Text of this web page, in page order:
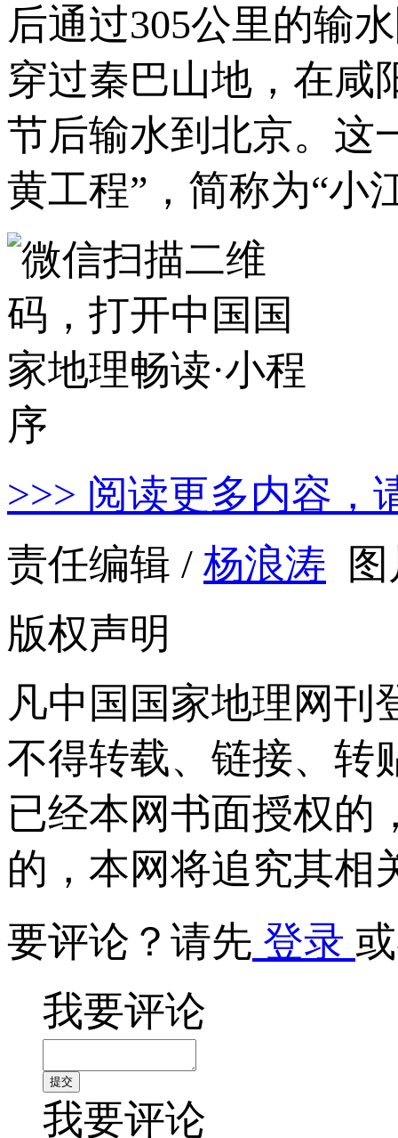
后通过305公里的输
穿过秦巴山地，在咸
节后输水到北京。这
黄工程”，简称为“小
>>> 阅读更多内容，
责任编辑 / 杨浪涛
版权声明
凡中国国家地理网刊
不得转载、链接、转
已经本网书面授权的
的，本网将追究其相
要评论？请先 登录
我要评论
我要评论